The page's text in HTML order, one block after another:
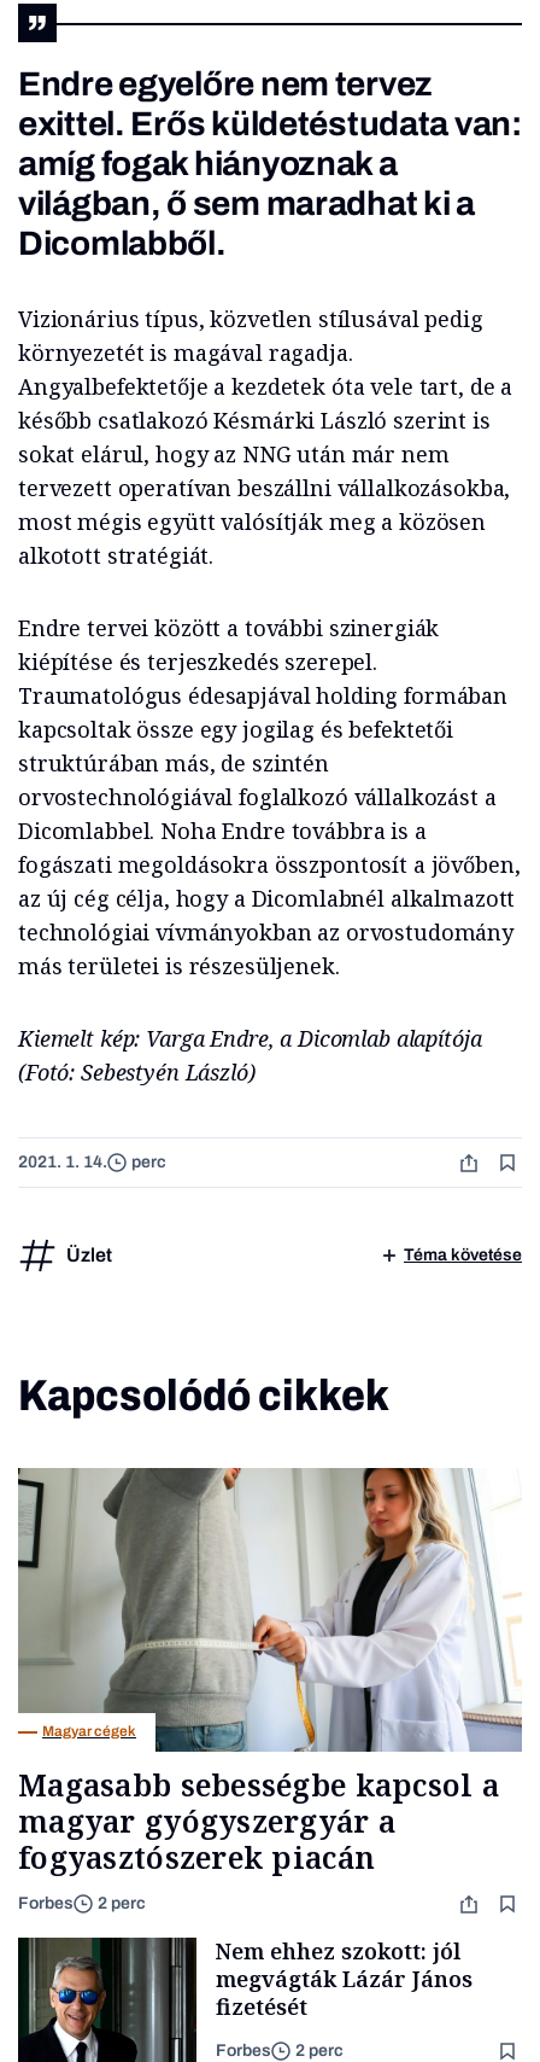
Endre egyelőre nem tervez
exittel. Erős küldetéstudata van:
amíg fogak hiányoznak a
világban, ő sem maradhat ki a
Dicomlabből.
Vizionárius típus, közvetlen stílusával pedig
környezetét is magával ragadja.
Angyalbefektetője a kezdetek óta vele tart, de a
később csatlakozó Késmárki László szerint is
sokat elárul, hogy az NNG után már nem
tervezett operatívan beszállni vállalkozásokba,
most mégis együtt valósítják meg a közösen
alkotott stratégiát.
Endre tervei között a további szinergiák
kiépítése és terjeszkedés szerepel.
Traumatológus édesapjával holding formában
kapcsoltak össze egy jogilag és befektetői
struktúrában más, de szintén
orvostechnológiával foglalkozó vállalkozást a
Dicomlabbel. Noha Endre továbbra is a
fogászati megoldásokra összpontosít a jövőben,
az új cég célja, hogy a Dicomlabnél alkalmazott
technológiai vívmányokban az orvostudomány
más területei is részesüljenek.
Kiemelt kép: Varga Endre, a Dicomlab alapítója
(Fotó: Sebestyén László)
2021. 1. 14. perc
Üzlet Téma követése
Kapcsolódó cikkek
Magyar cégek
Magasabb sebességbe kapcsol a
magyar gyógyszergyár a
fogyasztószerek piacán
Forbes 2 perc
Nem ehhez szokott: jól
megvágták Lázár János
fizetését
Forbes 2 perc